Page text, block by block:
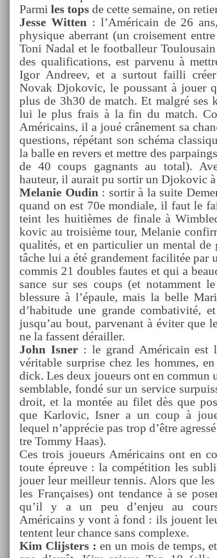
Parmi les tops de cette semaine, on
Jesse Witt­en : l’Américain de 26
physique ab­er­rant (un croise­ment
Toni Nadal et le foot­balleur
des qualifica­tions, est par­venu à
Igor An­dreev, et a sur­tout fail­li
Novak Djokovic, le pous­sant à jouer
plus de 3h30 de match. Et malgré ses
lui le plus frais à la fin du match.
Américains, il a joué crâne­ment sa
ques­tions, répétant son schéma
la balle en re­v­ers et mettre des
de 40 coups gag­nants au total).
hauteur, il aurait pu sor­tir un Djokovic
Melanie Oudin : sor­tir à la suite
quand on est 70e mon­diale, il faut le
teint les huitièmes de fin­ale à
kovic au troisiè­me tour, Melanie
qualités, et en par­ticuli­er un ment­al de
tâche lui a été gran­de­ment facilit­ée par
com­mis 21 doub­les fautes et qui a
sance sur ses coups (et notam­ment
bles­sure à l’épaule, mais la belle
d’habitude une gran­de com­bativité,
jusqu’au bout, par­venant à éviter que
ne la fas­sent déraill­er.
John Isner: le grand Américain est
vérit­able sur­pr­ise chez les hom­mes,
dick. Les deux joueurs ont en com­mun
sembl­able, fondé sur un ser­vice
droit, et la montée au filet dès que
que Kar­lovic, Isner a un coup à
lequel n’apprécie pas trop d’être
tre Tommy Haas).
Ces trois joueurs Américains ont en
toute épre­uve : la com­péti­tion les
jouer leur meil­leur ten­nis. Alors que
les Françaises) ont ten­dance à se
qu’il y a un peu d’enjeu au
Américains y vont à fond : ils jouent
ten­tent leur chan­ce sans com­plexe.
Kim Clijst­ers : en un mois de temps,